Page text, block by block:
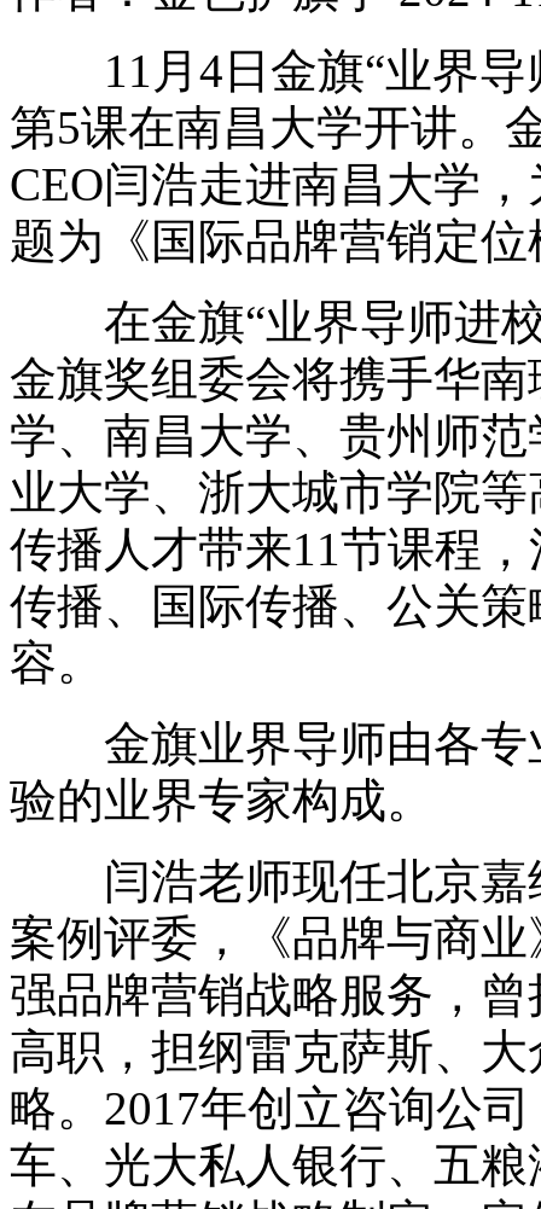
11月4日金旗“业界导
第5课在南昌大学开讲。
CEO闫浩走进南昌大学
题为《国际品牌营销定
在金旗“业界导师进校
金旗奖组委会将携手华
学、南昌大学、贵州师
业大学、浙大城市学院
传播人才带来11节课程
传播、国际传播、公关
容。
金旗业界导师由各专
验的业界专家构成。
闫浩老师现任北京嘉
案例评委，《品牌与商
强品牌营销战略服务，
高职，担纲雷克萨斯、
略。2017年创立咨询公
车、光大私人银行、五